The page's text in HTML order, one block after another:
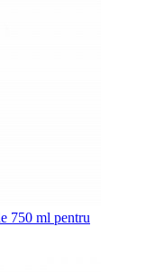
750 ml pentru